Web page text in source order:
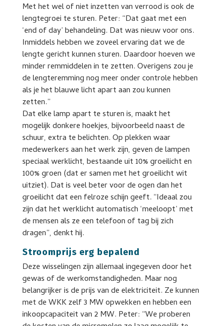
Met het wel of niet inzetten van verrood is ook de
lengtegroei te sturen. Peter: “Dat gaat met een
‘end of day’ behandeling. Dat was nieuw voor ons.
Inmiddels hebben we zoveel ervaring dat we de
lengte gericht kunnen sturen. Daardoor hoeven we
minder remmiddelen in te zetten. Overigens zou je
de lengteremming nog meer onder controle hebben
als je het blauwe licht apart aan zou kunnen
zetten.”
Dat elke lamp apart te sturen is, maakt het
mogelijk donkere hoekjes, bijvoorbeeld naast de
schuur, extra te belichten. Op plekken waar
medewerkers aan het werk zijn, geven de lampen
speciaal werklicht, bestaande uit 10% groeilicht en
100% groen (dat er samen met het groeilicht wit
uitziet). Dat is veel beter voor de ogen dan het
groeilicht dat een felroze schijn geeft. “Ideaal zou
zijn dat het werklicht automatisch ‘meeloopt’ met
de mensen als ze een telefoon of tag bij zich
dragen”, denkt hij.
Stroomprijs erg bepalend
Deze wisselingen zijn allemaal ingegeven door het
gewas of de werkomstandigheden. Maar nog
belangrijker is de prijs van de elektriciteit. Ze kunnen
met de WKK zelf 3 MW opwekken en hebben een
inkoopcapaciteit van 2 MW. Peter: “We proberen